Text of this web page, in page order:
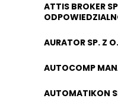
ATTIS BROKER
AURATOR SP. Z
AUTOCOMP
AUTOMATIKON